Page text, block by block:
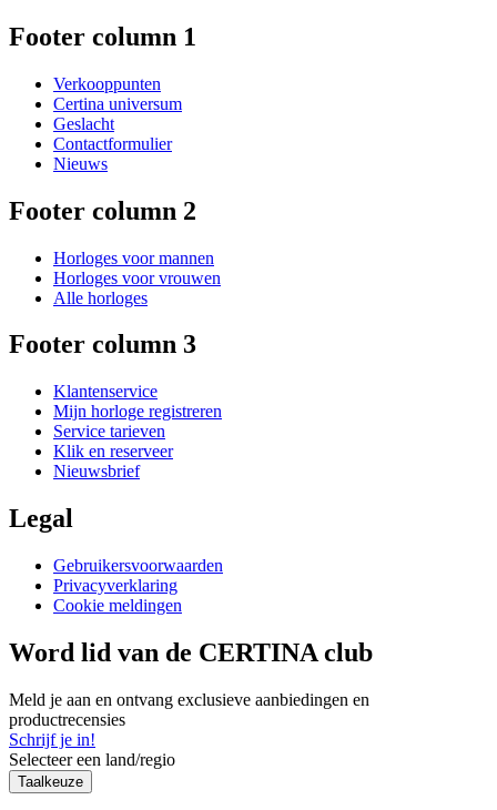
Footer column 1
Verkooppunten
Certina universum
Geslacht
Contactformulier
Nieuws
Footer column 2
Horloges voor mannen
Horloges voor vrouwen
Alle horloges
Footer column 3
Klantenservice
Mijn horloge registreren
Service tarieven
Klik en reserveer
Nieuwsbrief
Legal
Gebruikersvoorwaarden
Privacyverklaring
Cookie meldingen
Word lid van de CERTINA club
Meld je aan en ontvang exclusieve aanbiedingen en
productrecensies
Schrijf je in!
Selecteer een land/regio
Taalkeuze